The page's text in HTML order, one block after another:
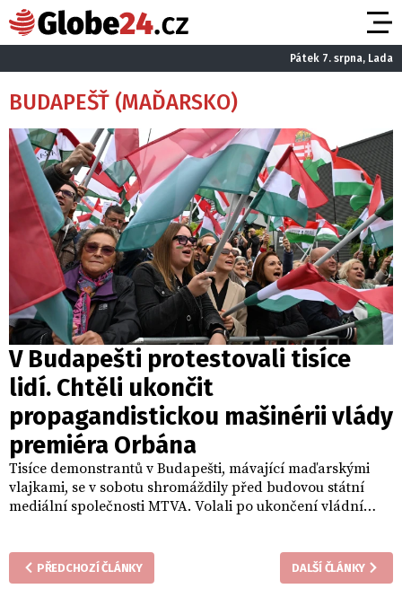
Pátek 7. srpna, Lada
BUDAPEŠŤ (MAĎARSKO)
V Budapešti protestovali tisíce
lidí. Chtěli ukončit
propagandistickou mašinérii vlády
premiéra Orbána
Tisíce demonstrantů v Budapešti, mávající maďarskými
vlajkami, se v sobotu shromáždily před budovou státní
mediální společnosti MTVA. Volali po ukončení vládní
Informovala agentura Reuters.
PŘEDCHOZÍ ČLÁNKY DALŠÍ ČLÁNKY